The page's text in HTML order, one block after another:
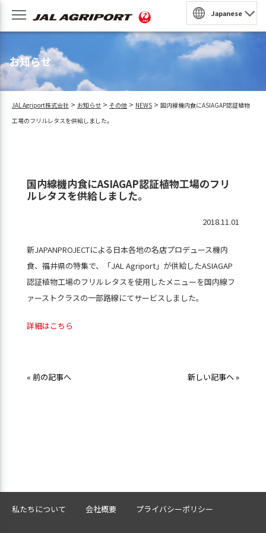
Japanese
体験
・団体プラン
お知らせ
JAL Agriport株式会社 > お知らせ > その他 > NEWS > 国内線機内食にASIAGAP認証植物
工場のフリルレタスを供給しました。
国内線機内食にASIAGAP認証植物工場のフリ
ルレタスを供給しました。
2018.11.01
新JAPANPROJECTによる日本各地の名店プロデュース機内
食、福井県の特集で、「JAL Agriport」が供給したASIAGAP
認証植物工場のフリルレタスを使用したメニューを国内線フ
ァーストクラスの一部路線にてサービスしました。
詳細はこちら
« 前の記事へ 新しい記事へ »
私たちについて 会社概要 プライバシーポリシー